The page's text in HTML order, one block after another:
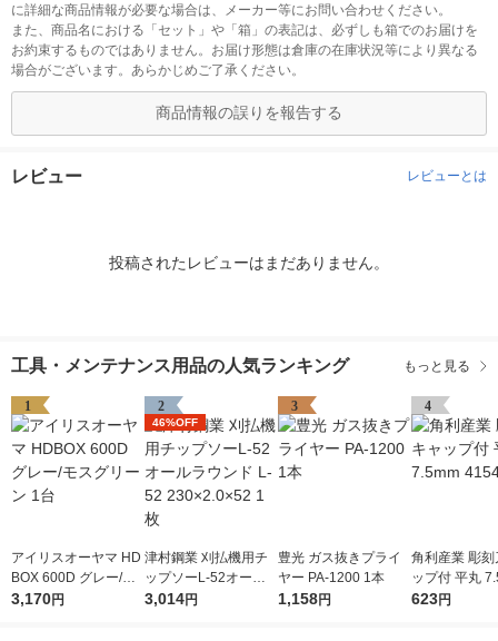
に詳細な商品情報が必要な場合は、メーカー等にお問い合わせください。
また、商品名における「セット」や「箱」の表記は、必ずしも箱でのお届けを
お約束するものではありません。お届け形態は倉庫の在庫状況等により異なる
場合がございます。あらかじめご了承ください。
商品情報の誤りを報告する
レビュー レビューとは
投稿されたレビューはまだありません。
工具・メンテナンス用品の人気ランキング もっと見る
1
アイリスオーヤマ HD
BOX 600D グレー/モ
スグリーン 1台
3,170円
2
46%OFF
津村鋼業 刈払機用チ
ップソーL-52オール
ラウンド L-52 230×2.
3,014円
3
豊光 ガス抜きプライ
ヤー PA-1200 1本
1,158円
4
角利産業 彫刻
ップ付 平丸
541 1個
623円